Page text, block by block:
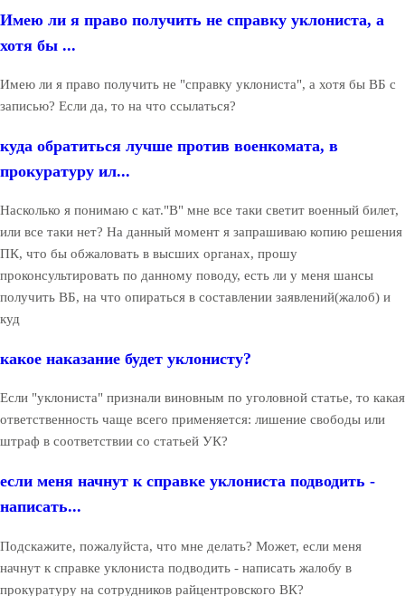
Имею ли я право получить не справку уклониста, а
хотя бы ...
Имею ли я право получить не "справку уклониста", а хотя бы ВБ с
записью? Если да, то на что ссылаться?
куда обратиться лучше против военкомата, в
прокуратуру ил...
Насколько я понимаю с кат."В" мне все таки светит военный билет,
или все таки нет? На данный момент я запрашиваю копию решения
ПК, что бы обжаловать в высших органах, прошу
проконсультировать по данному поводу, есть ли у меня шансы
получить ВБ, на что опираться в составлении заявлений(жалоб) и
куд
какое наказание будет уклонисту?
Если "уклониста" признали виновным по уголовной статье, то какая
ответственность чаще всего применяется: лишение свободы или
штраф в соответствии со статьей УК?
если меня начнут к справке уклониста подводить -
написать...
Подскажите, пожалуйста, что мне делать? Может, если меня
начнут к справке уклониста подводить - написать жалобу в
прокуратуру на сотрудников райцентровского ВК?